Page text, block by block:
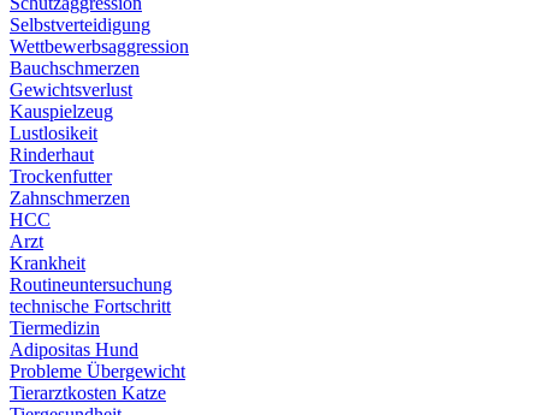
Selbstverteidigung
Wettbewerbsaggression
Bauchschmerzen
Gewichtsverlust
Kauspielzeug
Lustlosikeit
Rinderhaut
Trockenfutter
Zahnschmerzen
HCC
Arzt
Krankheit
Routineuntersuchung
technische Fortschritt
Tiermedizin
Adipositas Hund
Probleme Übergewicht
Tierarztkosten Katze